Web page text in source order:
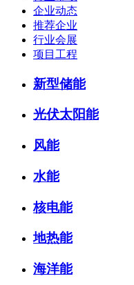
企业动态
推荐企业
行业会展
项目工程
新型储能
光伏太阳能
风能
水能
核电能
地热能
海洋能